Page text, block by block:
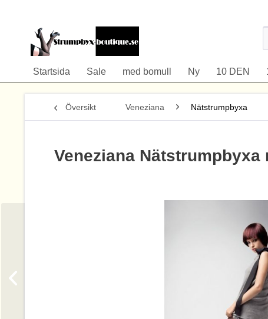
Startsida Sale med bomull Ny 10 DEN
Översikt Veneziana Nätstrumpbyxa
Veneziana